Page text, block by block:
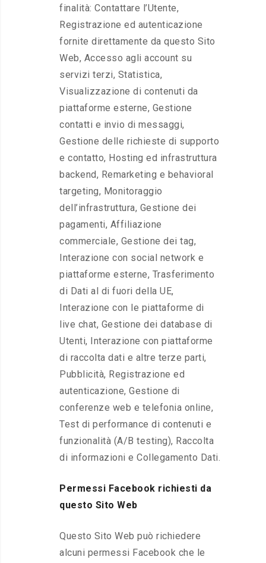
finalità: Contattare l’Utente,
Registrazione ed autenticazione
fornite direttamente da questo Sito
Web, Accesso agli account su
servizi terzi, Statistica,
Visualizzazione di contenuti da
piattaforme esterne, Gestione
contatti e invio di messaggi,
Gestione delle richieste di supporto
e contatto, Hosting ed infrastruttura
backend, Remarketing e behavioral
targeting, Monitoraggio
dell’infrastruttura, Gestione dei
pagamenti, Affiliazione
commerciale, Gestione dei tag,
Interazione con social network e
piattaforme esterne, Trasferimento
di Dati al di fuori della UE,
Interazione con le piattaforme di
live chat, Gestione dei database di
Utenti, Interazione con piattaforme
di raccolta dati e altre terze parti,
Pubblicità, Registrazione ed
autenticazione, Gestione di
conferenze web e telefonia online,
Test di performance di contenuti e
funzionalità (A/B testing), Raccolta
di informazioni e Collegamento Dati.
Permessi Facebook richiesti da
questo Sito Web
Questo Sito Web può richiedere
alcuni permessi Facebook che le